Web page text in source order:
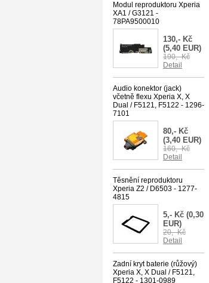
Modul reproduktoru Xperia
XA1 / G3121 -
78PA9500010
130,- Kč
(5,40 EUR)
190,- Kč
Detail
Audio konektor (jack)
včetně flexu Xperia X, X
Dual / F5121, F5122 - 1296-
7101
80,- Kč
(3,40 EUR)
160,- Kč
Detail
Těsnění reproduktoru
Xperia Z2 / D6503 - 1277-
4815
5,- Kč (0,30
EUR)
20,- Kč
Detail
Zadní kryt baterie (růžový)
Xperia X, X Dual / F5121,
F5122 - 1301-0989